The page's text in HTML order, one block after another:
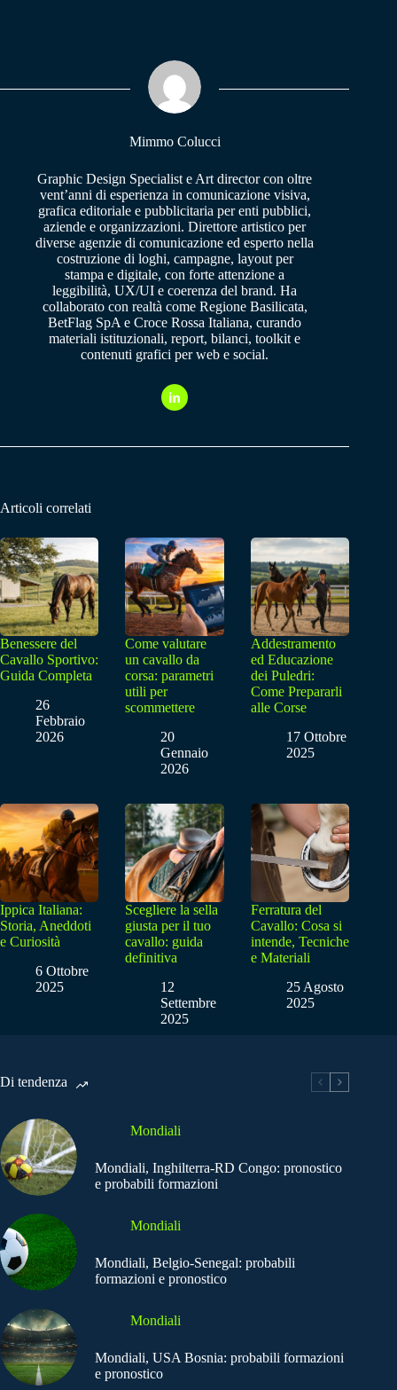
pp m
Mimmo Colucci
Graphic Design Specialist e Art director con oltre
vent’anni di esperienza in comunicazione visiva,
grafica editoriale e pubblicitaria per enti pubblici,
aziende e organizzazioni. Direttore artistico per
diverse agenzie di comunicazione ed esperto nella
costruzione di loghi, campagne, layout per
stampa e digitale, con forte attenzione a
leggibilità, UX/UI e coerenza del brand. Ha
collaborato con realtà come Regione Basilicata,
BetFlag SpA e Croce Rossa Italiana, curando
materiali istituzionali, report, bilanci, toolkit e
contenuti grafici per web e social.
Articoli correlati
Benessere del
Cavallo Sportivo:
Guida Completa
26
Febbraio
2026
Come valutare
un cavallo da
corsa: parametri
utili per
scommettere
20
Gennaio
2026
Addestramento
ed Educazione
dei Puledri:
Come Prepararli
alle Corse
17 Ottobre
2025
Ippica Italiana:
Storia, Aneddoti
e Curiosità
6 Ottobre
2025
Scegliere la sella
giusta per il tuo
cavallo: guida
definitiva
12
Settembre
2025
Ferratura del
Cavallo: Cosa si
intende, Tecniche
e Materiali
25 Agosto
2025
Di tendenza
Mondiali
Mondiali, Inghilterra-RD Congo: pronostico
e probabili formazioni
Mondiali
Mondiali, Belgio-Senegal: probabili
formazioni e pronostico
Mondiali
Mondiali, USA Bosnia: probabili formazioni
e pronostico